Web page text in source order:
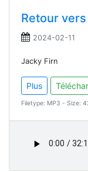
Retour
2024-02-11
Jacky Firn
Plus
Filetype: MP3 - Size: